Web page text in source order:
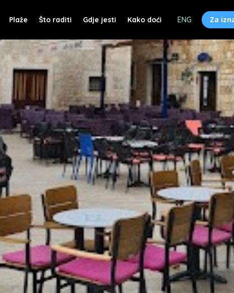
Plaže Što raditi Gdje jesti Kako doći ENG Za